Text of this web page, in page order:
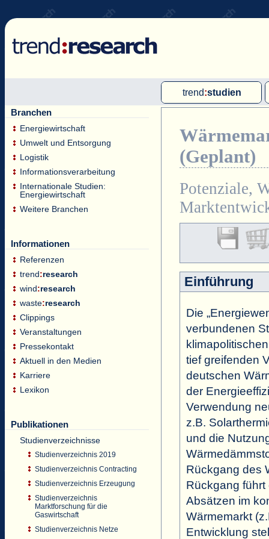
trend:studien
Single-Client-Studien
Internationale Markt Reports
Branchen
Energiewirtschaft
Umwelt und Entsorgung
Logistik
Informationsverarbeitung
Internationale Studien:
Energiewirtschaft
Weitere Branchen
Informationen
Referenzen
trend:research
wind:research
waste:research
Clippings
Veranstaltungen
Pressekontakt
Aktuell in den Medien
Karriere
Lexikon
Publikationen
Studienverzeichnisse
Studienverzeichnis 2019
Studienverzeichnis Contracting
Studienverzeichnis Erzeugung
Studienverzeichnis
Marktforschung für die
Gaswirtschaft
Studienverzeichnis Netze
(Geplant)
Potenziale,
Einführung
Die
verbundenen
tief greifenden
deutschen
der
Verwendung
z.B.
und die
Rückgang des
Rückgang
Absätzen im
Wärmemarkt
Entwicklung